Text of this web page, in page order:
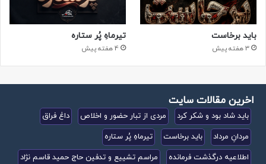
باید برخاست
3 هفته پیش
تیرماهِ پُر ستاره
4 هفته پیش
اخرین مقالات سایت
باید شاد بود و شکر کرد مردی از تبار حضور و اخلاص
داغ فراق
مردانِ مرداد
باید برخاست
تیرماهِ پُر ستاره
اطلاعیه درگذشت فرمانده
مراسم تشییع و تدفین حاج حمید قاسم نژاد